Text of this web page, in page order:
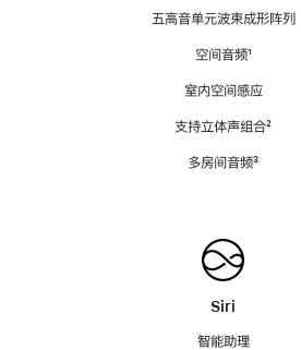
五高音单元波束成形阵列
空间音频脚
¹
室内空间感应
支持立体声组合脚
²
多房间音频脚
³
Siri
智能助理